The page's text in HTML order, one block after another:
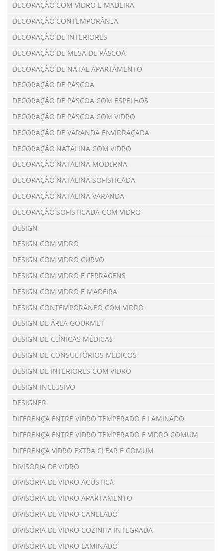
DECORAÇÃO COM VIDRO E MADEIRA
DECORAÇÃO CONTEMPORÂNEA
DECORAÇÃO DE INTERIORES
DECORAÇÃO DE MESA DE PÁSCOA
DECORAÇÃO DE NATAL APARTAMENTO
DECORAÇÃO DE PÁSCOA
DECORAÇÃO DE PÁSCOA COM ESPELHOS
DECORAÇÃO DE PÁSCOA COM VIDRO
DECORAÇÃO DE VARANDA ENVIDRAÇADA
DECORAÇÃO NATALINA COM VIDRO
DECORAÇÃO NATALINA MODERNA
DECORAÇÃO NATALINA SOFISTICADA
DECORAÇÃO NATALINA VARANDA
DECORAÇÃO SOFISTICADA COM VIDRO
DESIGN
DESIGN COM VIDRO
DESIGN COM VIDRO CURVO
DESIGN COM VIDRO E FERRAGENS
DESIGN COM VIDRO E MADEIRA
DESIGN CONTEMPORÂNEO COM VIDRO
DESIGN DE ÁREA GOURMET
DESIGN DE CLÍNICAS MÉDICAS
DESIGN DE CONSULTÓRIOS MÉDICOS
DESIGN DE INTERIORES COM VIDRO
DESIGN INCLUSIVO
DESIGNER
DIFERENÇA ENTRE VIDRO TEMPERADO E LAMINADO
DIFERENÇA ENTRE VIDRO TEMPERADO E VIDRO COMUM
DIFERENÇA VIDRO EXTRA CLEAR E COMUM
DIVISÓRIA DE VIDRO
DIVISÓRIA DE VIDRO ACÚSTICA
DIVISÓRIA DE VIDRO APARTAMENTO
DIVISÓRIA DE VIDRO CANELADO
DIVISÓRIA DE VIDRO COZINHA INTEGRADA
DIVISÓRIA DE VIDRO LAMINADO